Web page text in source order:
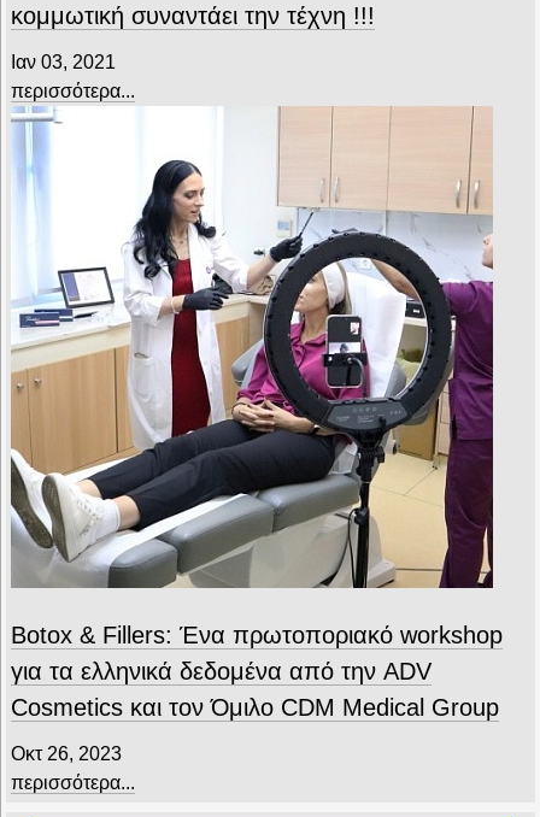
κομμωτική συναντάει την τέχνη !!!
Ιαν 03, 2021
περισσότερα...
Botox & Fillers: Ένα πρωτοποριακό workshop
για τα ελληνικά δεδομένα από την ADV
Cosmetics και τον Όμιλο CDM Medical Group
Οκτ 26, 2023
περισσότερα...